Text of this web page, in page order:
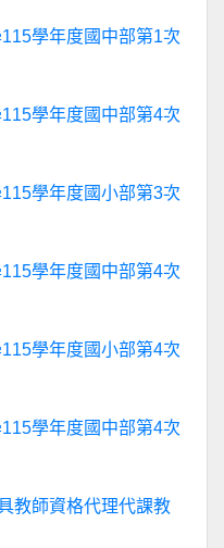
學年度國中部第1次
學年度國中部第4次
學年度國小部第3次
學年度國中部第4次
學年度國小部第4次
學年度國中部第4次
教師資格代理代課教